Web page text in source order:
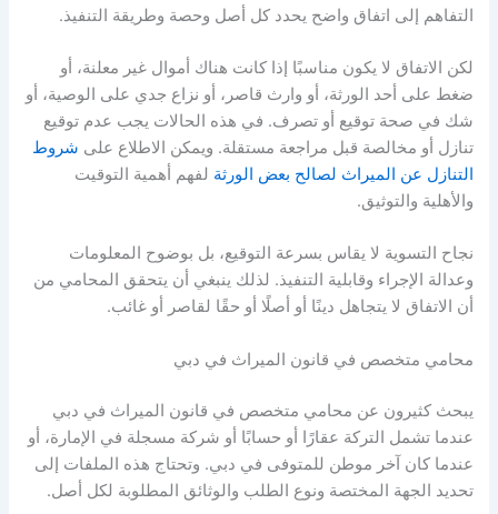
التفاهم إلى اتفاق واضح يحدد كل أصل وحصة وطريقة التنفيذ.
لكن الاتفاق لا يكون مناسبًا إذا كانت هناك أموال غير معلنة، أو
ضغط على أحد الورثة، أو وارث قاصر، أو نزاع جدي على الوصية، أو
شك في صحة توقيع أو تصرف. في هذه الحالات يجب عدم توقيع
تنازل أو مخالصة قبل مراجعة مستقلة. ويمكن الاطلاع على شروط
التنازل عن الميراث لصالح بعض الورثة لفهم أهمية التوقيت
والأهلية والتوثيق.
نجاح التسوية لا يقاس بسرعة التوقيع، بل بوضوح المعلومات
وعدالة الإجراء وقابلية التنفيذ. لذلك ينبغي أن يتحقق المحامي من
أن الاتفاق لا يتجاهل دينًا أو أصلًا أو حقًا لقاصر أو غائب.
محامي متخصص في قانون الميراث في دبي
يبحث كثيرون عن محامي متخصص في قانون الميراث في دبي
عندما تشمل التركة عقارًا أو حسابًا أو شركة مسجلة في الإمارة، أو
عندما كان آخر موطن للمتوفى في دبي. وتحتاج هذه الملفات إلى
تحديد الجهة المختصة ونوع الطلب والوثائق المطلوبة لكل أصل.